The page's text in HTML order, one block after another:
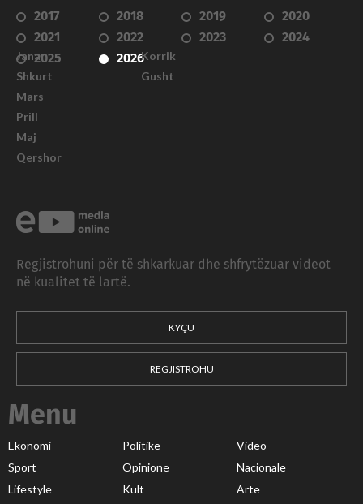
2017 2018 2019
2020
2021
2022 2023
2024
2025
2026
Janar
Shkurt
Mars
Prill
Maj
Qershor
Korrik
Gusht
Regjistrohuni për të shkarkuar dhe shfrytëzuar videot
në kualitet të lartë.
KYÇU
REGJISTROHU
Menu
Ekonomi Politikë
Video
Sport
Opinione
Nacionale
Lifestyle
Kult
Arte